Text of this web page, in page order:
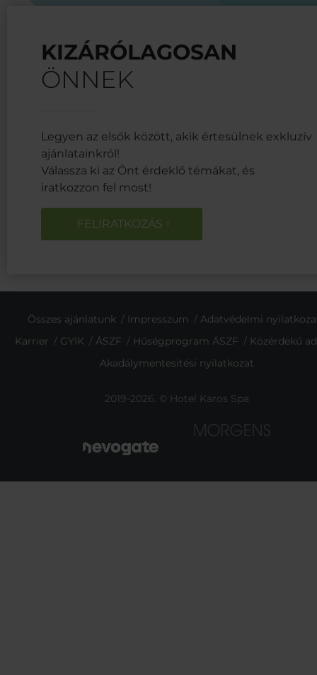
KIZÁRÓLAGOSAN
ÖNNEK
Legyen az elsők között, akik értesülnek exkluzív
ajánlatainkról!
Válassza ki az Önt érdeklő témákat, és
iratkozzon fel most!
FELIRATKOZÁS
Összes ajánlatunk Impresszum
Adatvédelmi
Karrier
GYIK ÁSZF Hűségprogram ÁSZF
Közérdekű
Akadálymentesítési nyilatkozat
2019-2026. © Hotel Karos Spa